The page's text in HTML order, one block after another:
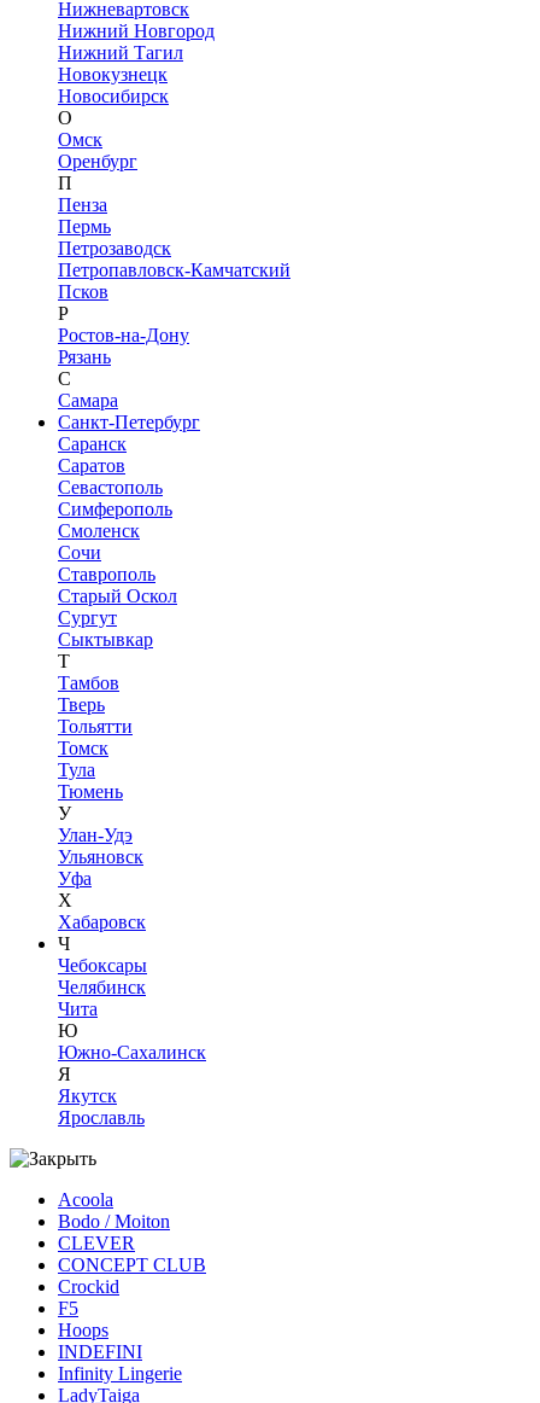
Нижневартовск
Нижний Новгород
Нижний Тагил
Новокузнецк
Новосибирск
О
Омск
Оренбург
П
Пенза
Пермь
Петрозаводск
Петропавловск-Камчатский
Псков
Р
Ростов-на-Дону
Рязань
С
Самара
Санкт-Петербург
Саранск
Саратов
Севастополь
Симферополь
Смоленск
Сочи
Ставрополь
Старый Оскол
Сургут
Сыктывкар
Т
Тамбов
Тверь
Тольятти
Томск
Тула
Тюмень
У
Улан-Удэ
Ульяновск
Уфа
Х
Хабаровск
Ч
Чебоксары
Челябинск
Чита
Ю
Южно-Сахалинск
Я
Якутск
Ярославль
Acoola
Bodo / Moiton
CLEVER
CONCEPT CLUB
Crockid
F5
Hoops
INDEFINI
Infinity Lingerie
LadyTaiga